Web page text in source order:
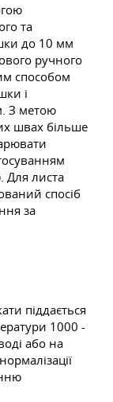
та
до 10 мм
ручного
способом
і
З метою
швах більше
Для листа
спосіб
за
піддається
1000 -
або на